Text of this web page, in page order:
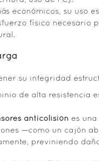
económicos, su uso
físico necesario
su integridad
de alta resistencia
anticolisión es
—como un cajón
previniendo